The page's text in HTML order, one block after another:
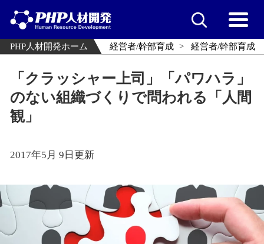
PHP人材開発ホーム 経営者/幹部育成 経営者/幹部育成
「クラッシャー上司」「パワハラ」
のない組織づくりで問われる「人間
観」
2017年5月 9日更新